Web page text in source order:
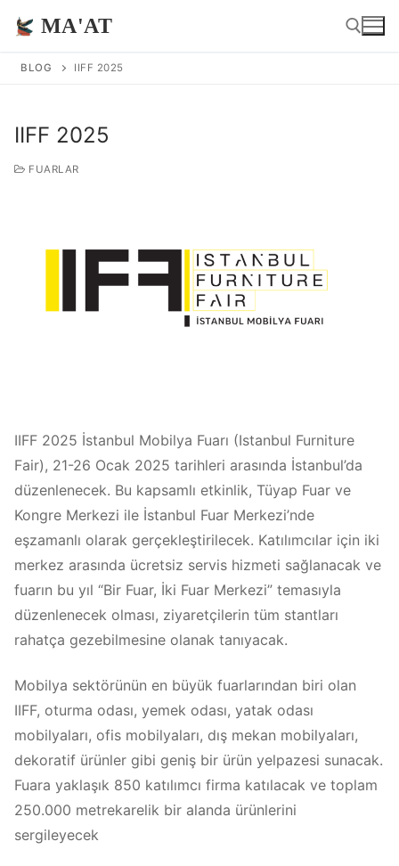
atla
MA'AT
BLOG IIFF 2025
IIFF 2025
FUARLAR
IIFF 2025 İstanbul Mobilya Fuarı (Istanbul Furniture
Fair), 21-26 Ocak 2025 tarihleri arasında İstanbul’da
düzenlenecek. Bu kapsamlı etkinlik, Tüyap Fuar ve
Kongre Merkezi ile İstanbul Fuar Merkezi’nde
eşzamanlı olarak gerçekleştirilecek. Katılımcılar için iki
merkez arasında ücretsiz servis hizmeti sağlanacak ve
fuarın bu yıl “Bir Fuar, İki Fuar Merkezi” temasıyla
düzenlenecek olması, ziyaretçilerin tüm stantları
rahatça gezebilmesine olanak tanıyacak​.
Mobilya sektörünün en büyük fuarlarından biri olan
IIFF, oturma odası, yemek odası, yatak odası
mobilyaları, ofis mobilyaları, dış mekan mobilyaları,
dekoratif ürünler gibi geniş bir ürün yelpazesi sunacak.
Fuara yaklaşık 850 katılımcı firma katılacak ve toplam
250.000 metrekarelik bir alanda ürünlerini
sergileyecek​